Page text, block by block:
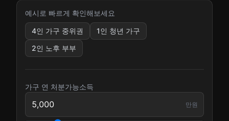
예시로 빠르게 확인해보세요
4인 가구 중위권
1인 청년 가구
2인 노후 부부
가구 연 처분가능소득
만원